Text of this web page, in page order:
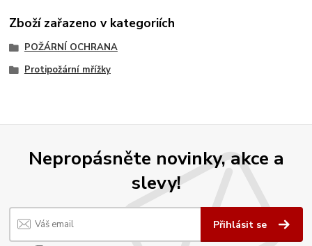
Zboží zařazeno v kategoriích
POŽÁRNÍ OCHRANA
Protipožární mřížky
Nepropásněte novinky, akce a
slevy!
Přihlásit se